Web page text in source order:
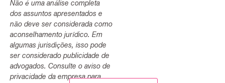
Não é uma análise completa
dos assuntos apresentados e
não deve ser considerada como
aconselhamento jurídico. Em
algumas jurisdições, isso pode
ser considerado publicidade de
advogados. Consulte o aviso de
privacidade da empresa para